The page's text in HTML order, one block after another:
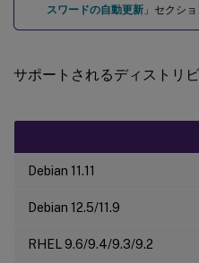
スワードの自動更新 」セクシ
サポートされるディストリ
Debian 11.11
Debian 12.5/11.9
RHEL 9.6/9.4/9.3/9.2